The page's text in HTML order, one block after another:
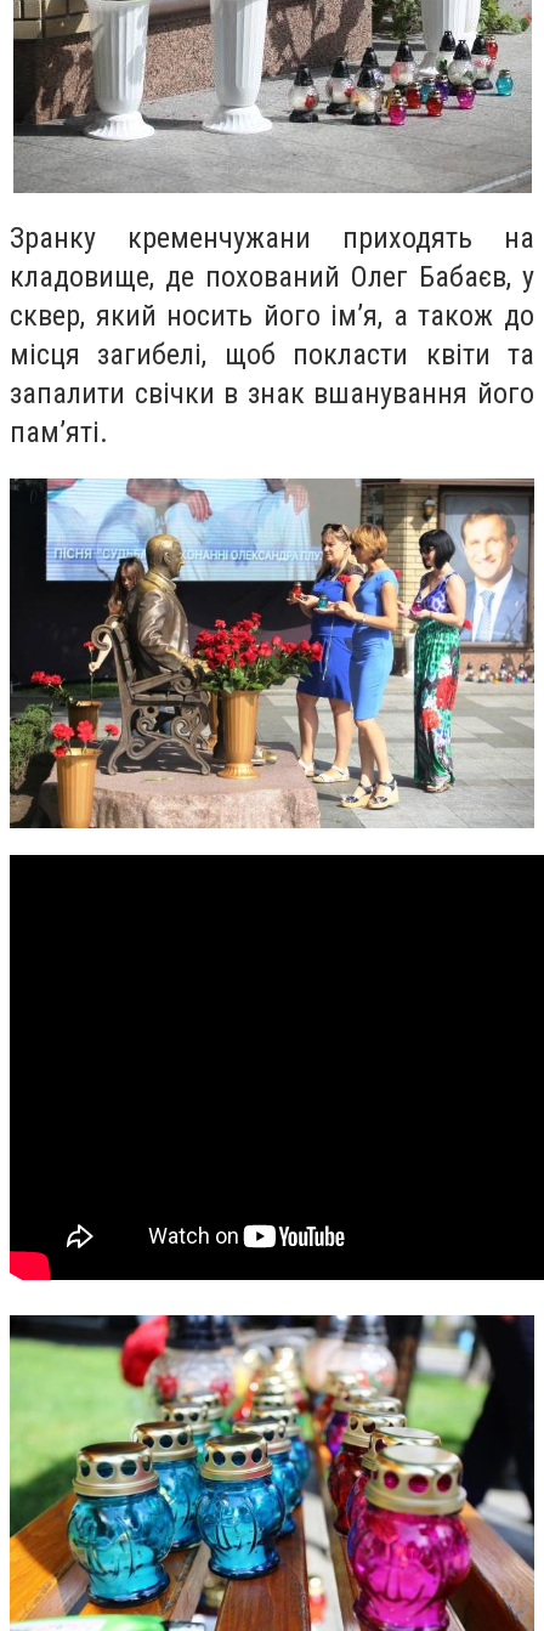
Зранку кременчужани приходять на
кладовище, де похований Олег Бабаєв, у
сквер, який носить його ім’я, а також до
місця загибелі, щоб покласти квіти та
запалити свічки в знак вшанування його
пам’яті.